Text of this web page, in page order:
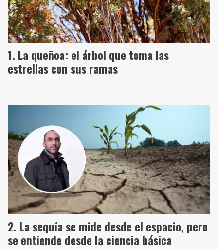
La queñoa: el árbol que toma las
estrellas con sus ramas
La sequía se mide desde el espacio, pero
se entiende desde la ciencia básica